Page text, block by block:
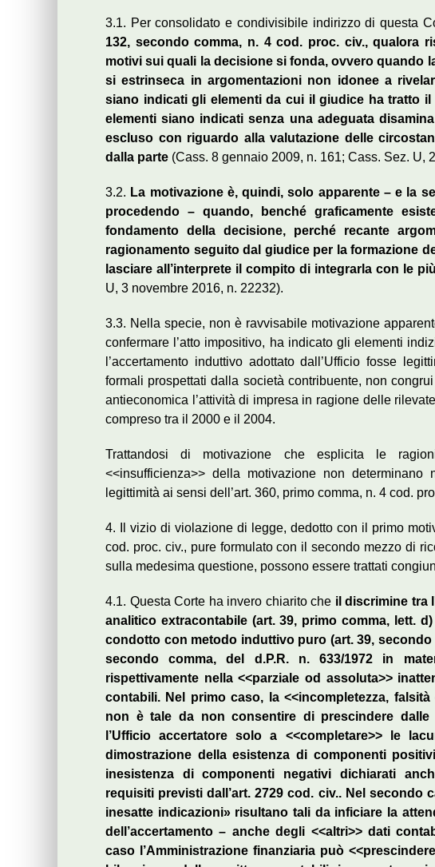
3.1. Per consolidato e condivisibile indirizzo di questa
132, secondo comma, n. 4 cod. proc. civ., qualora
motivi sui quali la decisione si fonda, ovvero quando
si estrinseca in argomentazioni non idonee a
siano indicati gli elementi da cui il giudice ha tratto
elementi siano indicati senza una adeguata
escluso con riguardo alla valutazione delle
dalla parte (Cass. 8 gennaio 2009, n. 161; Cass. Sez. U,
3.2. La motivazione è, quindi, solo apparente – e la
procedendo – quando, benché graficamente
fondamento della decisione, perché recante
ragionamento seguito dal giudice per la formazione
lasciare all’interprete il compito di integrarla con le
U, 3 novembre 2016, n. 22232).
3.3. Nella specie, non è ravvisabile motivazione
confermare l’atto impositivo, ha indicato gli elementi
l’accertamento induttivo adottato dall’Ufficio fosse
formali prospettati dalla società contribuente, non
antieconomica l’attività di impresa in ragione delle
compreso tra il 2000 e il 2004.
Trattandosi di motivazione che esplicita le
<<insufficienza>> della motivazione non
legittimità ai sensi dell’art. 360, primo comma, n. 4 cod.
4. Il vizio di violazione di legge, dedotto con il primo
cod. proc. civ., pure formulato con il secondo mezzo di
sulla medesima questione, possono essere trattati
4.1. Questa Corte ha invero chiarito che il discrimine tra
analitico extracontabile (art. 39, primo comma, lett. d)
condotto con metodo induttivo puro (art. 39, secondo
secondo comma, del d.P.R. n. 633/1972 in
rispettivamente nella <<parziale od assoluta>>
contabili. Nel primo caso, la <<incompletezza,
non è tale da non consentire di prescindere dalle
l’Ufficio accertatore solo a <<completare>> le
dimostrazione della esistenza di componenti
inesistenza di componenti negativi dichiarati
requisiti previsti dall’art. 2729 cod. civ.. Nel secondo
inesatte indicazioni» risultano tali da inficiare la
dell’accertamento – anche degli <<altri>> dati
caso l’Amministrazione finanziaria può